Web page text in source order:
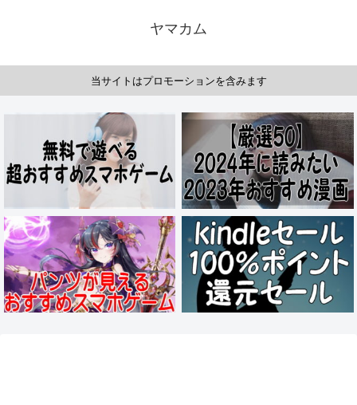
ヤマカム
当サイトはプロモーションを含みます